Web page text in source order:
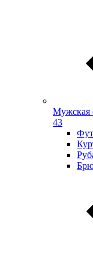
Мужская
43